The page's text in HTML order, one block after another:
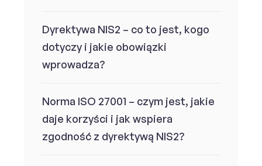
Dyrektywa NIS2 – co to jest, kogo
dotyczy i jakie obowiązki
wprowadza?
Norma ISO 27001 – czym jest, jakie
daje korzyści i jak wspiera
zgodność z dyrektywą NIS2?